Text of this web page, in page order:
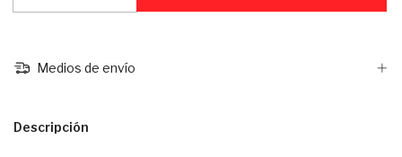
Medios de envío
Descripción